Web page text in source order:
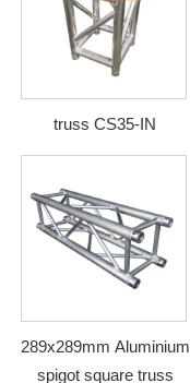
truss CS35-IN
289x289mm Aluminium
spigot square truss